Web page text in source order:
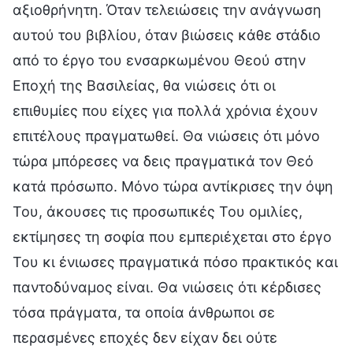
αξιοθρήνητη. Όταν τελειώσεις την ανάγνωση
αυτού του βιβλίου, όταν βιώσεις κάθε στάδιο
από το έργο του ενσαρκωμένου Θεού στην
Εποχή της Βασιλείας, θα νιώσεις ότι οι
επιθυμίες που είχες για πολλά χρόνια έχουν
επιτέλους πραγματωθεί. Θα νιώσεις ότι μόνο
τώρα μπόρεσες να δεις πραγματικά τον Θεό
κατά πρόσωπο. Μόνο τώρα αντίκρισες την όψη
Του, άκουσες τις προσωπικές Του ομιλίες,
εκτίμησες τη σοφία που εμπεριέχεται στο έργο
Του κι ένιωσες πραγματικά πόσο πρακτικός και
παντοδύναμος είναι. Θα νιώσεις ότι κέρδισες
τόσα πράγματα, τα οποία άνθρωποι σε
περασμένες εποχές δεν είχαν δει ούτε